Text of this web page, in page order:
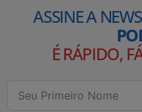
ASSINE A
É RÁPIDO,